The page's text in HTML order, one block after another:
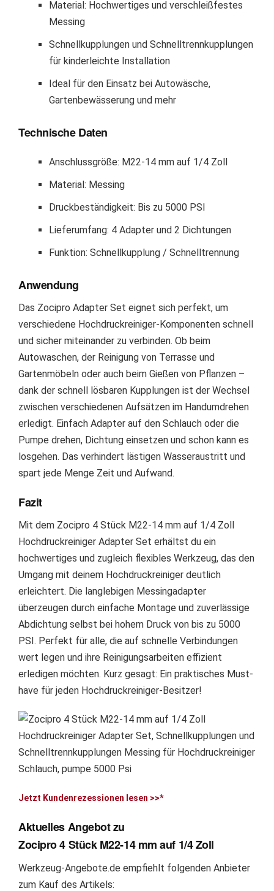
Material: Hochwertiges und verschleißfestes
Messing
Schnellkupplungen und Schnelltrennkupplungen
für kinderleichte Installation
Ideal für den Einsatz bei Autowäsche,
Gartenbewässerung und mehr
Technische Daten
Anschlussgröße: M22-14 mm auf 1/4 Zoll
Material: Messing
Druckbeständigkeit: Bis zu 5000 PSI
Lieferumfang: 4 Adapter und 2 Dichtungen
Funktion: Schnellkupplung / Schnelltrennung
Anwendung
Das Zocipro Adapter Set eignet sich perfekt, um
verschiedene Hochdruckreiniger-Komponenten schnell
und sicher miteinander zu verbinden. Ob beim
Autowaschen, der Reinigung von Terrasse und
Gartenmöbeln oder auch beim Gießen von Pflanzen –
dank der schnell lösbaren Kupplungen ist der Wechsel
zwischen verschiedenen Aufsätzen im Handumdrehen
erledigt. Einfach Adapter auf den Schlauch oder die
Pumpe drehen, Dichtung einsetzen und schon kann es
losgehen. Das verhindert lästigen Wasseraustritt und
spart jede Menge Zeit und Aufwand.
Fazit
Mit dem Zocipro 4 Stück M22-14 mm auf 1/4 Zoll
Hochdruckreiniger Adapter Set erhältst du ein
hochwertiges und zugleich flexibles Werkzeug, das den
Umgang mit deinem Hochdruckreiniger deutlich
erleichtert. Die langlebigen Messingadapter
überzeugen durch einfache Montage und zuverlässige
Abdichtung selbst bei hohem Druck von bis zu 5000
PSI. Perfekt für alle, die auf schnelle Verbindungen
wert legen und ihre Reinigungsarbeiten effizient
erledigen möchten. Kurz gesagt: Ein praktisches Must-
have für jeden Hochdruckreiniger-Besitzer!
Jetzt Kundenrezessionen lesen >>*
Aktuelles Angebot zu
Zocipro 4 Stück M22-14 mm auf 1/4 Zoll
Werkzeug-Angebote.de empfiehlt folgenden Anbieter
zum Kauf des Artikels: